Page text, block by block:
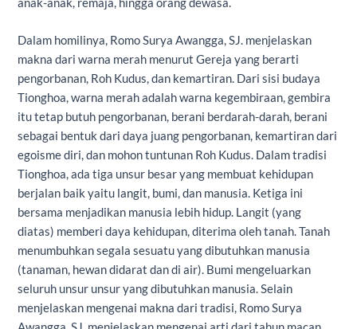
Dalam homilinya, Romo Surya Awangga, SJ. menjelaskan
makna dari warna merah menurut Gereja yang berarti
pengorbanan, Roh Kudus, dan kemartiran. Dari sisi budaya
Tionghoa, warna merah adalah warna kegembiraan, gembira
itu tetap butuh pengorbanan, berani berdarah-darah, berani
sebagai bentuk dari daya juang pengorbanan, kemartiran dari
egoisme diri, dan mohon tuntunan Roh Kudus. Dalam tradisi
Tionghoa, ada tiga unsur besar yang membuat kehidupan
berjalan baik yaitu langit, bumi, dan manusia. Ketiga ini
bersama menjadikan manusia lebih hidup. Langit (yang
diatas) memberi daya kehidupan, diterima oleh tanah. Tanah
menumbuhkan segala sesuatu yang dibutuhkan manusia
(tanaman, hewan didarat dan di air). Bumi mengeluarkan
seluruh unsur unsur yang dibutuhkan manusia. Selain
menjelaskan mengenai makna dari tradisi, Romo Surya